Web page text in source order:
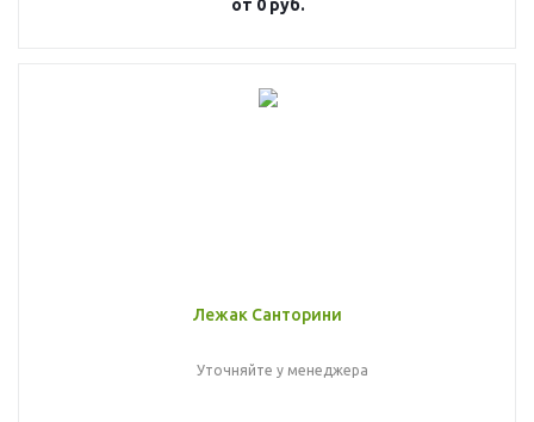
от 0 руб.
Лежак Санторини
Уточняйте у менеджера